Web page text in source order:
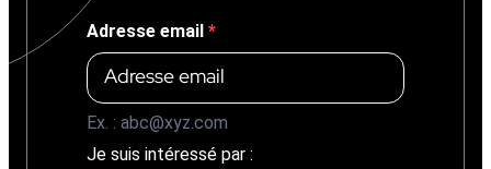
Adresse email
Ex. : abc@xyz.com
Je suis intéressé par :